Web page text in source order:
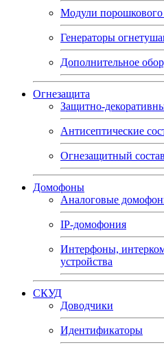
Модули
Генераторы
Дополнительное
Огнезащита
Защитно-
Антисептические
Огнезащитный состав
Домофоны
Аналоговые
IP-домофония
Интерфоны,
устройства
СКУД
Доводчики
Идентификаторы